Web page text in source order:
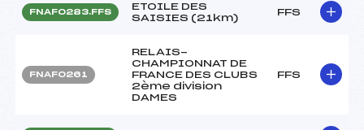
FNAF0283.FFS
ETOILE DES
SAISIES (21km)
FFS
FNAF0261
RELAIS-
CHAMPIONNAT DE
FRANCE DES CLUBS
2ème division
DAMES
FFS